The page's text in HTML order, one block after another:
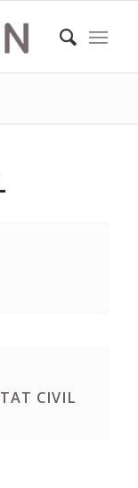
CIVIL